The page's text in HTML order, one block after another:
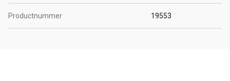
Productnummer 19553